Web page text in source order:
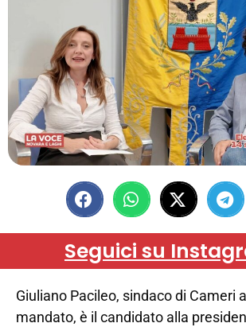
Seguici su
Giuliano Pacileo, sindaco di Cameri
mandato, è il candidato alla